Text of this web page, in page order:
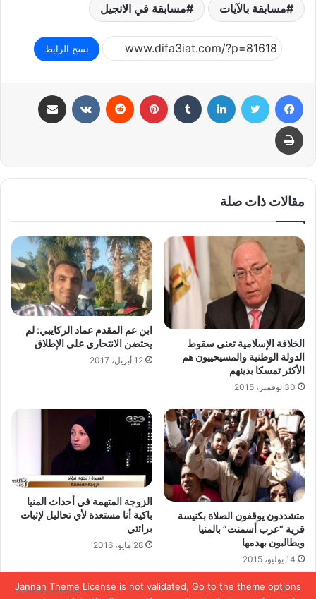
Jannah Theme License is not validated, Go to the theme options
مسابقة بالآيات مسابقة في الانجيل
نسخ الرابط
فيسبوك تويتر لينكدإن بينتيريست
طباعة
مقالات ذات صلة
الخلافة الإسلامية تعنى سقوط
الدولة الوطنية والمسيحييون هم
الأكثر تمسكا بدينهم
30 نوفمبر، 2015
ابن عم المقدم عماد الركايبي: لم
يحتضن الانتحاري على الإطلاق
12 أبريل، 2017
متشددون يوقفون الصلاة بكنيسة
قرية “عرب أسمنت” بالمنيا
ويطالبون بهدمها
14 يوليو، 2015
الزوجة المتهمة في أحداث المنيا
باكية أنا مستعدة لأي تحاليل لإثبات
برائتي
28 مايو، 2016